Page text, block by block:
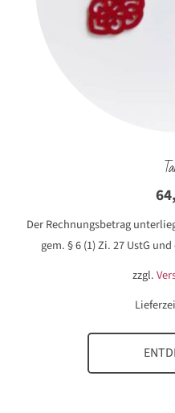
Der Rechnungsbetrag
gem. § 6 (1) Zi. 27 UstG
zzgl.